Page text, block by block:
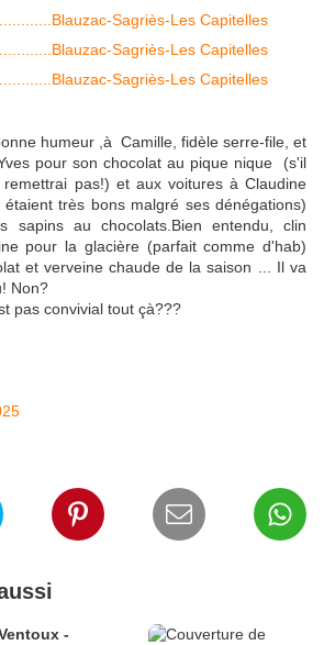
humeur ,à Camille, fidèle serre-file, et
pour son chocolat au pique nique (s'il
pas!) et aux voitures à Claudine
très bons malgré ses dénégations)
sapins au chocolats.Bien entendu, clin
pour la glacière (parfait comme d'hab)
et verveine chaude de la saison ... Il va
Non?
pas convivial tout çà???
-